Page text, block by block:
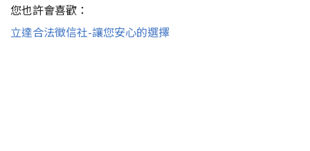
您也許會喜歡：
立達合法徵信社-讓您安心的選擇